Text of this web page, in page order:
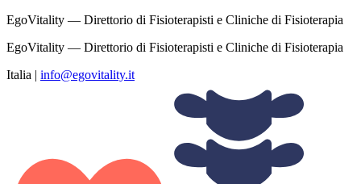
EgoVitality — Direttorio di Fisioterapisti e Cliniche di Fisioterapia
EgoVitality — Direttorio di Fisioterapisti e Cliniche di Fisioterapia
Italia | info@egovitality.it